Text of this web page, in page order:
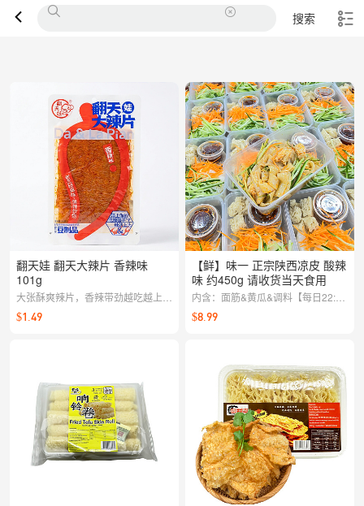
搜索
翻天娃 翻天大辣片 香辣味
101g
大张酥爽辣片，香辣带劲越吃越上
头。口感筋道、香辛料层次丰富，追
剧聚会随手来一片，香辣过瘾解馋刚
$1.49
【鲜】味一 正宗陕西凉皮 酸辣
味 约450g 请收货当天食用
内含：面筋&黄瓜&调料【每日22:00
截单，周一至周六配送】
$8.99